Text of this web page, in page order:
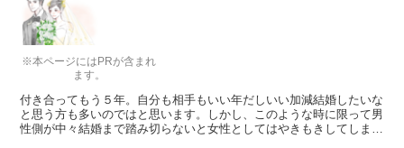
※本ページにはPRが含まれ
ます。
付き合ってもう５年。自分も相手もいい年だしいい加減結婚したいな
と思う方も多いのではと思います。しかし、このような時に限って男
性側が中々結婚まで踏み切らないと女性としてはやきもきしてしまう